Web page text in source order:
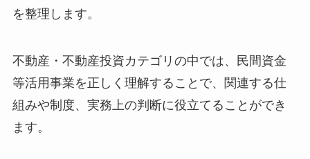
を整理します。
不動産・不動産投資カテゴリの中では、民間資金
等活用事業を正しく理解することで、関連する仕
組みや制度、実務上の判断に役立てることができ
ます。